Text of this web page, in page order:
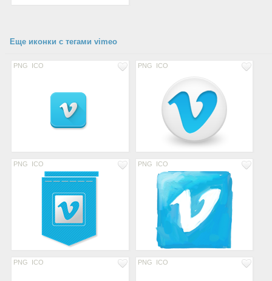
Еще иконки с тегами vimeo
PNG ICO PNG ICO
PNG ICO PNG ICO
PNG ICO PNG ICO